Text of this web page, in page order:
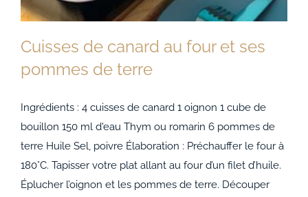
AVANTAGES
0
Cuisses de canard au four et ses pommes de
Cuisses de canard au four et ses
pommes de terre
Ingrédients : 4 cuisses de canard 1 oignon 1 cube de
bouillon 150 ml d'eau Thym ou romarin 6 pommes de
terre Huile Sel, poivre Élaboration : Préchauffer le four à
180°C. Tapisser votre plat allant au four d’un filet d’huile.
Éplucher l’oignon et les pommes de terre. Découper